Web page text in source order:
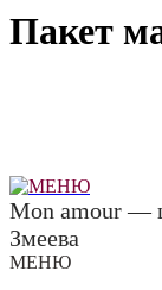
Пакет
Mon amour —
Змеева
МЕНЮ